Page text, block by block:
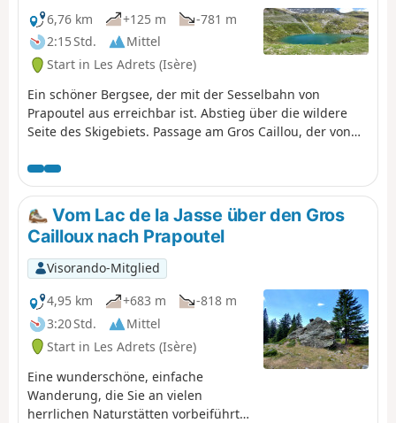
Sie Informationen zur Aufhebung dieses
Hinweises haben.
6,76 km +125 m
-781 m
2:15 Std.
Mittel
Start in Les Adrets (Isère)
Ein schöner Bergsee, der mit der Sesselbahn von
Prapoutel aus erreichbar ist. Abstieg über die wildere
Seite des Skigebiets. Passage am Gros Caillou, der von
Vom Lac de la Jasse über den Gros
Cailloux nach Prapoutel
Visorando-Mitglied
4,95 km
+683 m
-818 m
3:20 Std.
Mittel
Start in Les Adrets (Isère)
Eine wunderschöne, einfache
Wanderung, die Sie an vielen
herrlichen Naturstätten vorbeiführt